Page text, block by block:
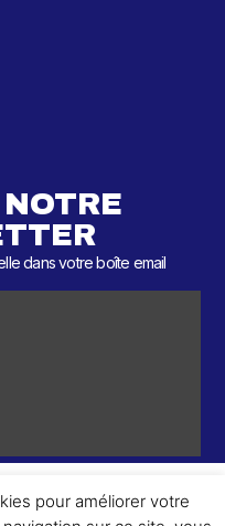
dans votre boîte email
pour améliorer votre